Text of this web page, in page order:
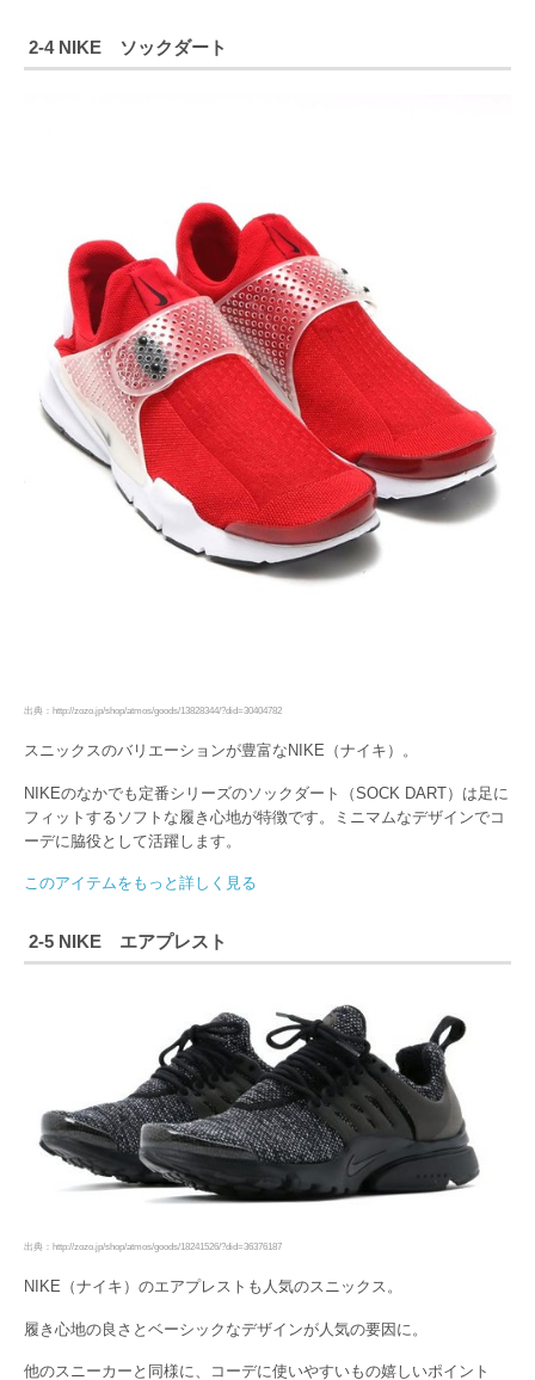
2-4 NIKE ソックダート
出典：http://zozo.jp/shop/atmos/goods/13828344/?did=30404782
スニックスのバリエーションが豊富なNIKE（ナイキ）。
NIKEのなかでも定番シリーズのソックダート（SOCK DART）は足に
フィットするソフトな履き心地が特徴です。ミニマムなデザインでコ
ーデに脇役として活躍します。
このアイテムをもっと詳しく見る
2-5 NIKE エアプレスト
出典：http://zozo.jp/shop/atmos/goods/18241526/?did=36376187
NIKE（ナイキ）のエアプレストも人気のスニックス。
履き心地の良さとベーシックなデザインが人気の要因に。
他のスニーカーと同様に、コーデに使いやすいもの嬉しいポイント